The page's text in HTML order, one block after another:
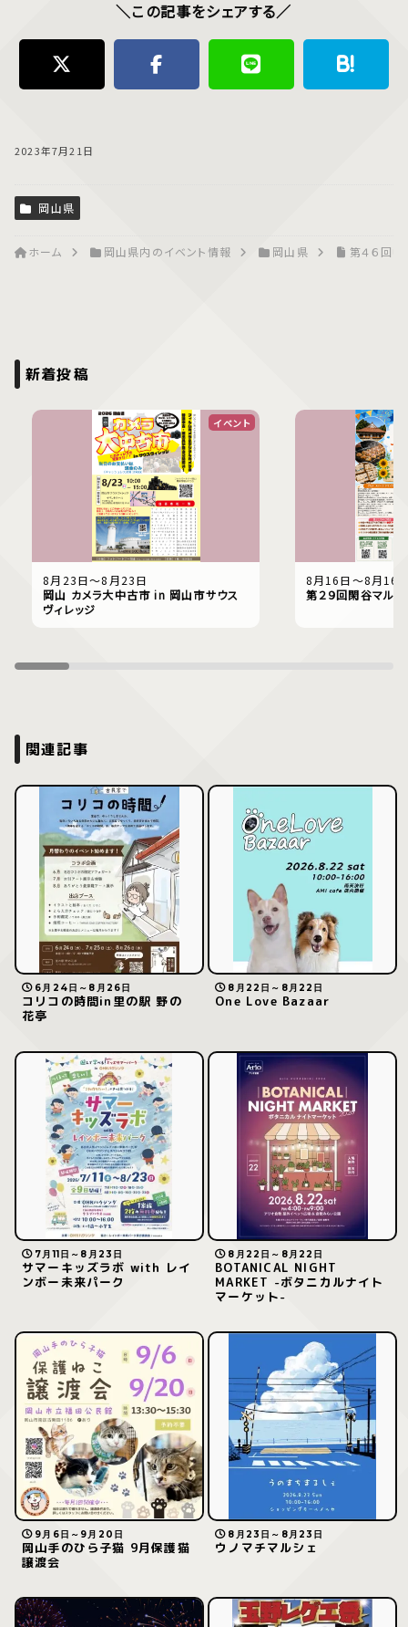
＼この記事をシェアする／
2023年7月21日
岡山県
ホーム 岡山県内のイベント情報 岡山県 第４６回
新着投稿
イベント
8月23日〜8月23日
岡山 カメラ大中古市 in 岡山市サウス
ヴィレッジ
8月16日〜8月16
第２９回閑谷マルシ
関連記事
6月24日～8月26日
コリコの時間in里の駅 野の
花亭
8月22日～8月22日
One Love Bazaar
7月11日～8月23日
サマーキッズラボ with レイ
ンボー未来パーク
8月22日～8月22日
BOTANICAL NIGHT
MARKET -ボタニカルナイト
マーケット-
9月6日～9月20日
岡山手のひら子猫 9月保護猫
譲渡会
8月23日～8月23日
ウノマチマルシェ